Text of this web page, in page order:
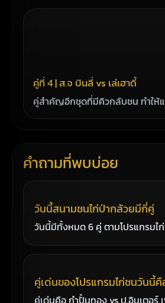
คู่ที่ 4 | ส.จ บินลี่ vs เล่เฮาดี้
คู่สำคัญอีกชุดที่มีคิวกลับชน ทำให้
คำถามที่พบบ่อย
วันนี้สนามชนไก่ป่ากล้วยมีกี่คู่
วันนี้มีทั้งหมด 6 คู่ ตามโปรแกรมไ
คู่เด่นของโปรแกรมไก่ชนวันนี้คื
คู่เด่นคือ กำปั้นทอง vs ป.อินเตอร์